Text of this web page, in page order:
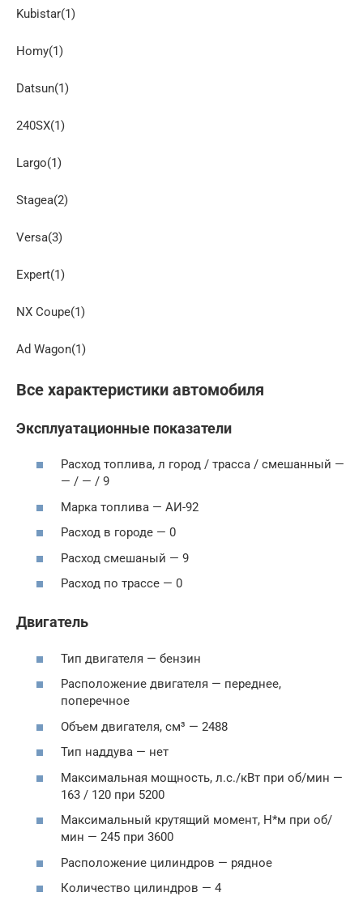
Kubistar(1)
Homy(1)
Datsun(1)
240SX(1)
Largo(1)
Stagea(2)
Versa(3)
Expert(1)
NX Coupe(1)
Ad Wagon(1)
Все характеристики автомобиля
Эксплуатационные показатели
Расход топлива, л город / трасса / смешанный —
— / — / 9
Марка топлива — АИ-92
Расход в городе — 0
Расход смешаный — 9
Расход по трассе — 0
Двигатель
Тип двигателя — бензин
Расположение двигателя — переднее,
поперечное
Объем двигателя, см³ — 2488
Тип наддува — нет
Максимальная мощность, л.с./кВт при об/мин —
163 / 120 при 5200
Максимальный крутящий момент, Н*м при об/
мин — 245 при 3600
Расположение цилиндров — рядное
Количество цилиндров — 4